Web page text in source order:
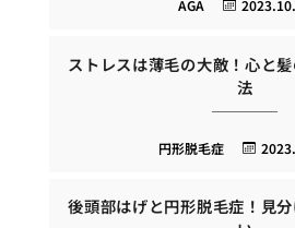
AGA
ストレスは薄毛の大敵！心と
法
円形脱毛症
後頭部はげと円形脱毛症！見